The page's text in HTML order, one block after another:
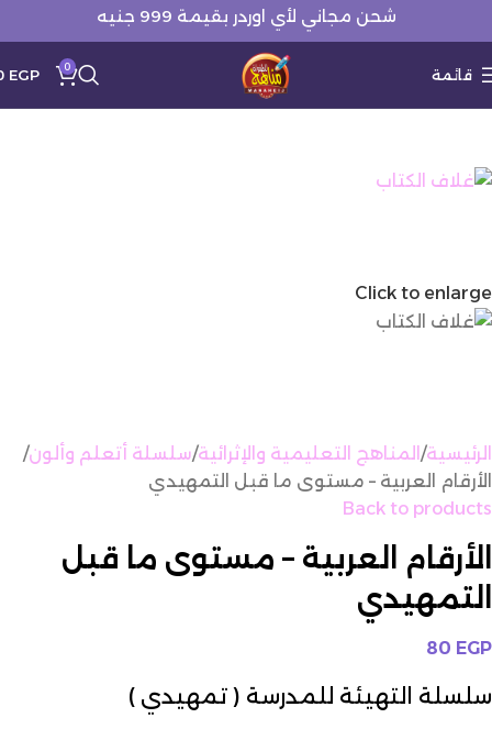
شحن مجاني لأي اوردر بقيمة 999 جنيه
قائمة 0
EGP
Click to enlarge
الرئيسية المناهج التعليمية والإثرائية سلسلة أتعلم وألون
الأرقام العربية – مستوى ما قبل التمهيدي
Back to products
الأرقام العربية – مستوى ما قبل
التمهيدي
80 EGP
سلسلة التهيئة للمدرسة ( تمهيدي )